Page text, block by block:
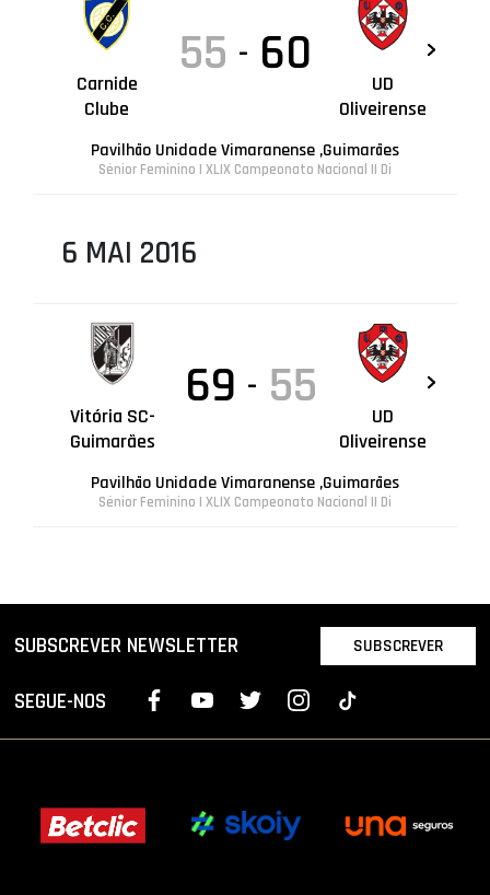
Carnide
Clube
55 - 60
UD
Oliveirense
Pavilhão Unidade Vimaranense ,Guimarães
Sénior Feminino | XLIX Campeonato Nacional II Di
6 MAI 2016
Vitória SC-
Guimarães
69 - 55
UD
Oliveirense
Pavilhão Unidade Vimaranense ,Guimarães
Sénior Feminino | XLIX Campeonato Nacional II Di
SUBSCREVER NEWSLETTER SUBSCREVER
SEGUE-NOS